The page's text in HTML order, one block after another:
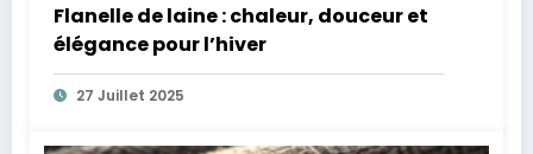
Flanelle de laine : chaleur, douceur et
élégance pour l’hiver
27 Juillet 2025